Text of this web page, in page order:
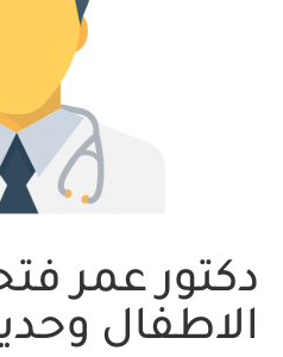
دكتور عمر
الاطفال